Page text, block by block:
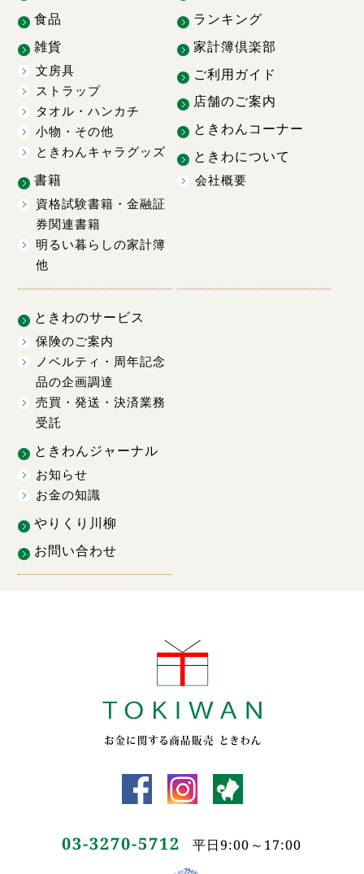
食品
雑貨
文房具
ストラップ
タオル・ハンカチ
小物・その他
ときわんキャラグッズ
書籍
資格試験書籍・金融証
券関連書籍
明るい暮らしの家計簿
他
ランキング
家計簿倶楽部
ご利用ガイド
店舗のご案内
ときわんコーナー
ときわについて
会社概要
ときわのサービス
保険のご案内
ノベルティ・周年記念
品の企画調達
売買・発送・決済業務
受託
ときわんジャーナル
お知らせ
お金の知識
やりくり川柳
お問い合わせ
03-3270-5712 平日9:00～17:00